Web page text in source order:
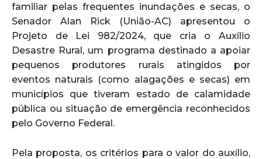
familiar pelas frequentes inundações e secas, o
Senador Alan Rick (União-AC) apresentou o
Projeto de Lei 982/2024, que cria o Auxílio
Desastre Rural, um programa destinado a apoiar
pequenos produtores rurais atingidos por
eventos naturais (como alagações e secas) em
municípios que tiveram estado de calamidade
pública ou situação de emergência reconhecidos
pelo Governo Federal.
Pela proposta, os critérios para o valor do auxílio,